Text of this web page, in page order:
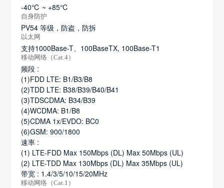
-40℃ ~ +85℃
自身防护
PV54 等级，防盗，防拆
以太网
支持1000Base-T、100BaseTX, 100Base-T1
移动网络（Cat.4）
频段 :
(1)FDD LTE: B1/B3/B8
(2)TDD LTE: B38/B39/B40/B41
(3)TDSCDMA: B34/B39
(4)WCDMA: B1/B8
(5)CDMA 1x/EVDO: BC0
(6)GSM: 900/1800
速率 :
(1) LTE-FDD Max 150Mbps (DL) Max 50Mbps (UL)
(2) LTE-TDD Max 130Mbps (DL) Max 35Mbps (UL)
带宽 : 1.4/3/5/10/15/20MHz
移动网络（Cat.1）